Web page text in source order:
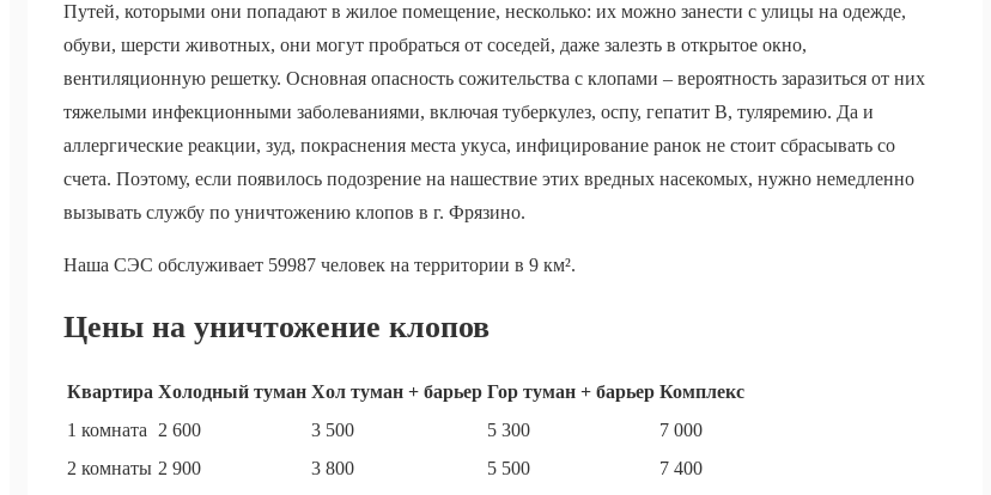
Путей, которыми они попадают в жилое помещение, несколько: их можно занести с улицы на одежде,
обуви, шерсти животных, они могут пробраться от соседей, даже залезть в открытое окно,
вентиляционную решетку. Основная опасность сожительства с клопами – вероятность заразиться от них
тяжелыми инфекционными заболеваниями, включая туберкулез, оспу, гепатит В, туляремию. Да и
аллергические реакции, зуд, покраснения места укуса, инфицирование ранок не стоит сбрасывать со
счета. Поэтому, если появилось подозрение на нашествие этих вредных насекомых, нужно немедленно
вызывать службу по уничтожению клопов в г. Фрязино.
Наша СЭС обслуживает 59987 человек на территории в 9 км².
Цены на уничтожение клопов
Квартира Холодный туман Хол туман + барьер Гор туман + барьер Комплекс
1 комната
2 600 3 500 5 300
7 000
2 комнаты 2 900 3 800 5 500
7 400